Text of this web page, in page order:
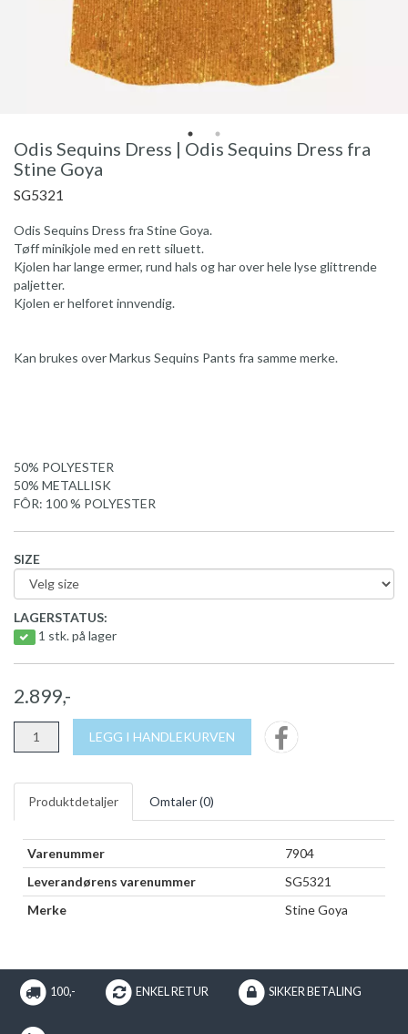
Odis Sequins Dress | Odis Sequins Dress fra
Stine Goya
SG5321
Odis Sequins Dress fra Stine Goya.
Tøff minikjole med en rett siluett.
Kjolen har lange ermer, rund hals og har over hele lyse glittrende
paljetter.
Kjolen er helforet innvendig.
Kan brukes over Markus Sequins Pants fra samme merke.
50% POLYESTER
50% METALLISK
FÔR: 100 % POLYESTER
SIZE
LAGERSTATUS:
1 stk. på lager
2.899,-
LEGG I HANDLEKURVEN
Produktdetaljer Omtaler (0)
Varenummer
7904
Leverandørens varenummer
SG5321
Merke
Stine Goya
100,- ENKEL RETUR SIKKER BETALING